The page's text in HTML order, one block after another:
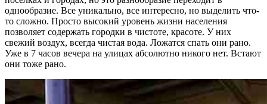
однообразие. Все уникально, все интересно, но выделить что-
то сложно. Просто высокий уровень жизни населения
позволяет содержать городки в чистоте, красоте. У них
свежий воздух, всегда чистая вода. Ложатся спать они рано.
Уже в 7 часов вечера на улицах абсолютно никого нет. Встают
они тоже рано.